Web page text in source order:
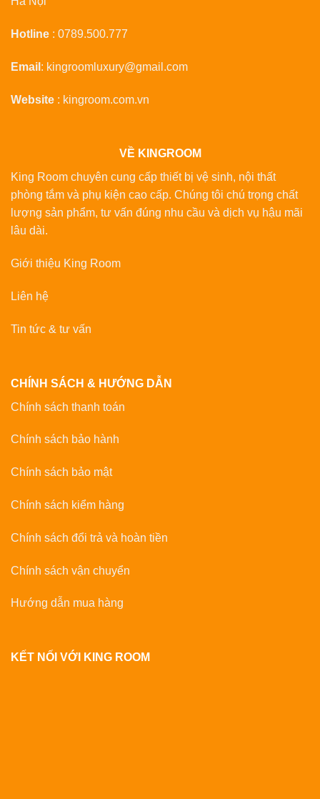
Hotline : 0789.500.777
Email : kingroomluxury@gmail.com
Website : kingroom.com.vn
VỀ KINGROOM
King Room chuyên cung cấp thiết bị vệ sinh, nội thất
phòng tắm và phụ kiện cao cấp. Chúng tôi chú trọng chất
lượng sản phẩm, tư vấn đúng nhu cầu và dịch vụ hậu mãi
lâu dài.
Giới thiệu King Room
Liên hệ
Tin tức & tư vấn
CHÍNH SÁCH & HƯỚNG DẪN
Chính sách thanh toán
Chính sách bảo hành
Chính sách bảo mật
Chính sách kiểm hàng
Chính sách đổi trả và hoàn tiền
Chính sách vận chuyển
Hướng dẫn mua hàng
KẾT NỐI VỚI KING ROOM